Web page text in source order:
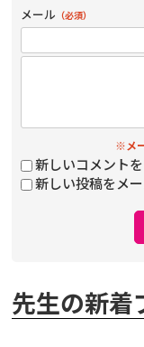
メール （必須）
※メ
新しいコメント
新しい投稿をメ
先生の新着